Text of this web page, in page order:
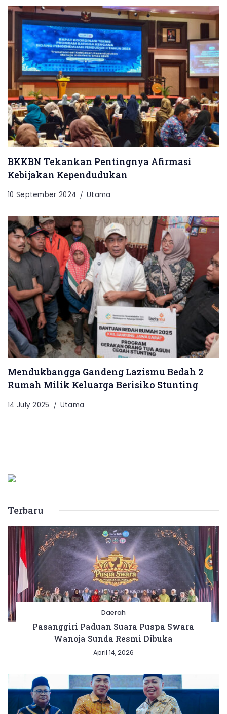
BKKBN Tekankan Pentingnya Afirmasi
Kebijakan Kependudukan
10 September 2024 Utama
Mendukbangga Gandeng Lazismu Bedah 2
Rumah Milik Keluarga Berisiko Stunting
14 July 2025 Utama
Terbaru
Daerah
Pasanggiri Paduan Suara Puspa Swara
Wanoja Sunda Resmi Dibuka
April 14, 2026